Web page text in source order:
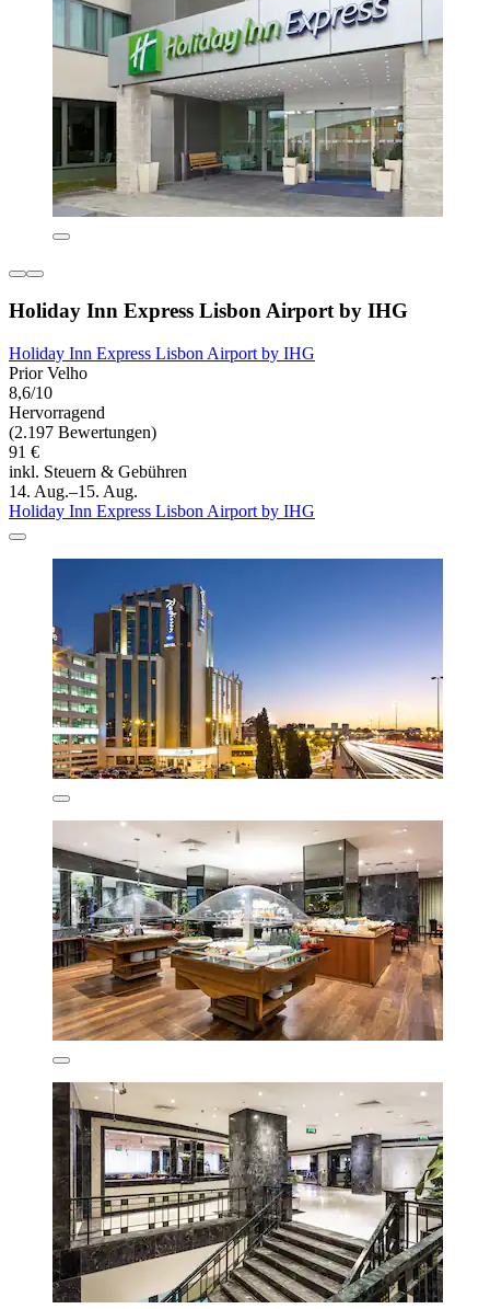
Holiday Inn Express Lisbon Airport by IHG
Holiday Inn Express Lisbon Airport by IHG
Prior Velho
8,6/10
Hervorragend
(2.197 Bewertungen)
91 €
inkl. Steuern & Gebühren
14. Aug.–15. Aug.
Holiday Inn Express Lisbon Airport by IHG